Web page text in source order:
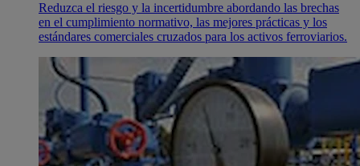
Reduzca el riesgo y la incertidumbre abordando las brechas
en el cumplimiento normativo, las mejores prácticas y los
estándares comerciales cruzados para los activos ferroviarios.